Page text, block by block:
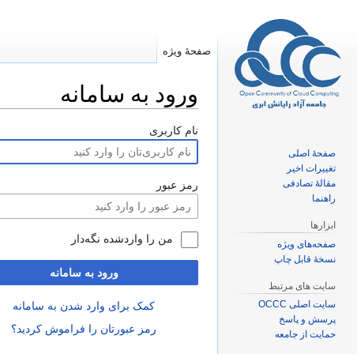
ورود به سامانه
پرش
به
ناوبری
پرش
به
جستجو
نام کاربری
رمز عبور
من را واردشده نگه‌دار
ورود به سامانه
کمک برای وارد شدن به سامانه
رمز عبورتان را فراموش کردید؟
صفحهٔ ویژه
صفحهٔ اصلی
تغییرات اخیر
مقالهٔ تصادفی
راهنما
ابزارها
صفحه‌های ویژه
نسخهٔ قابل چاپ
سایت های مرتبط
سایت اصلی OCCC
پرسش و پاسخ
حمایت از جامعه